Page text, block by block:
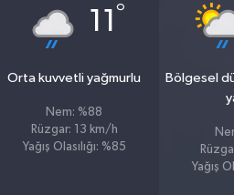
11 °
Orta kuvvetli yağmurlu
Nem: %88
Rüzgar: 13 km/h
Yağış Olasılığı: %85
Bölgesel
Yağış